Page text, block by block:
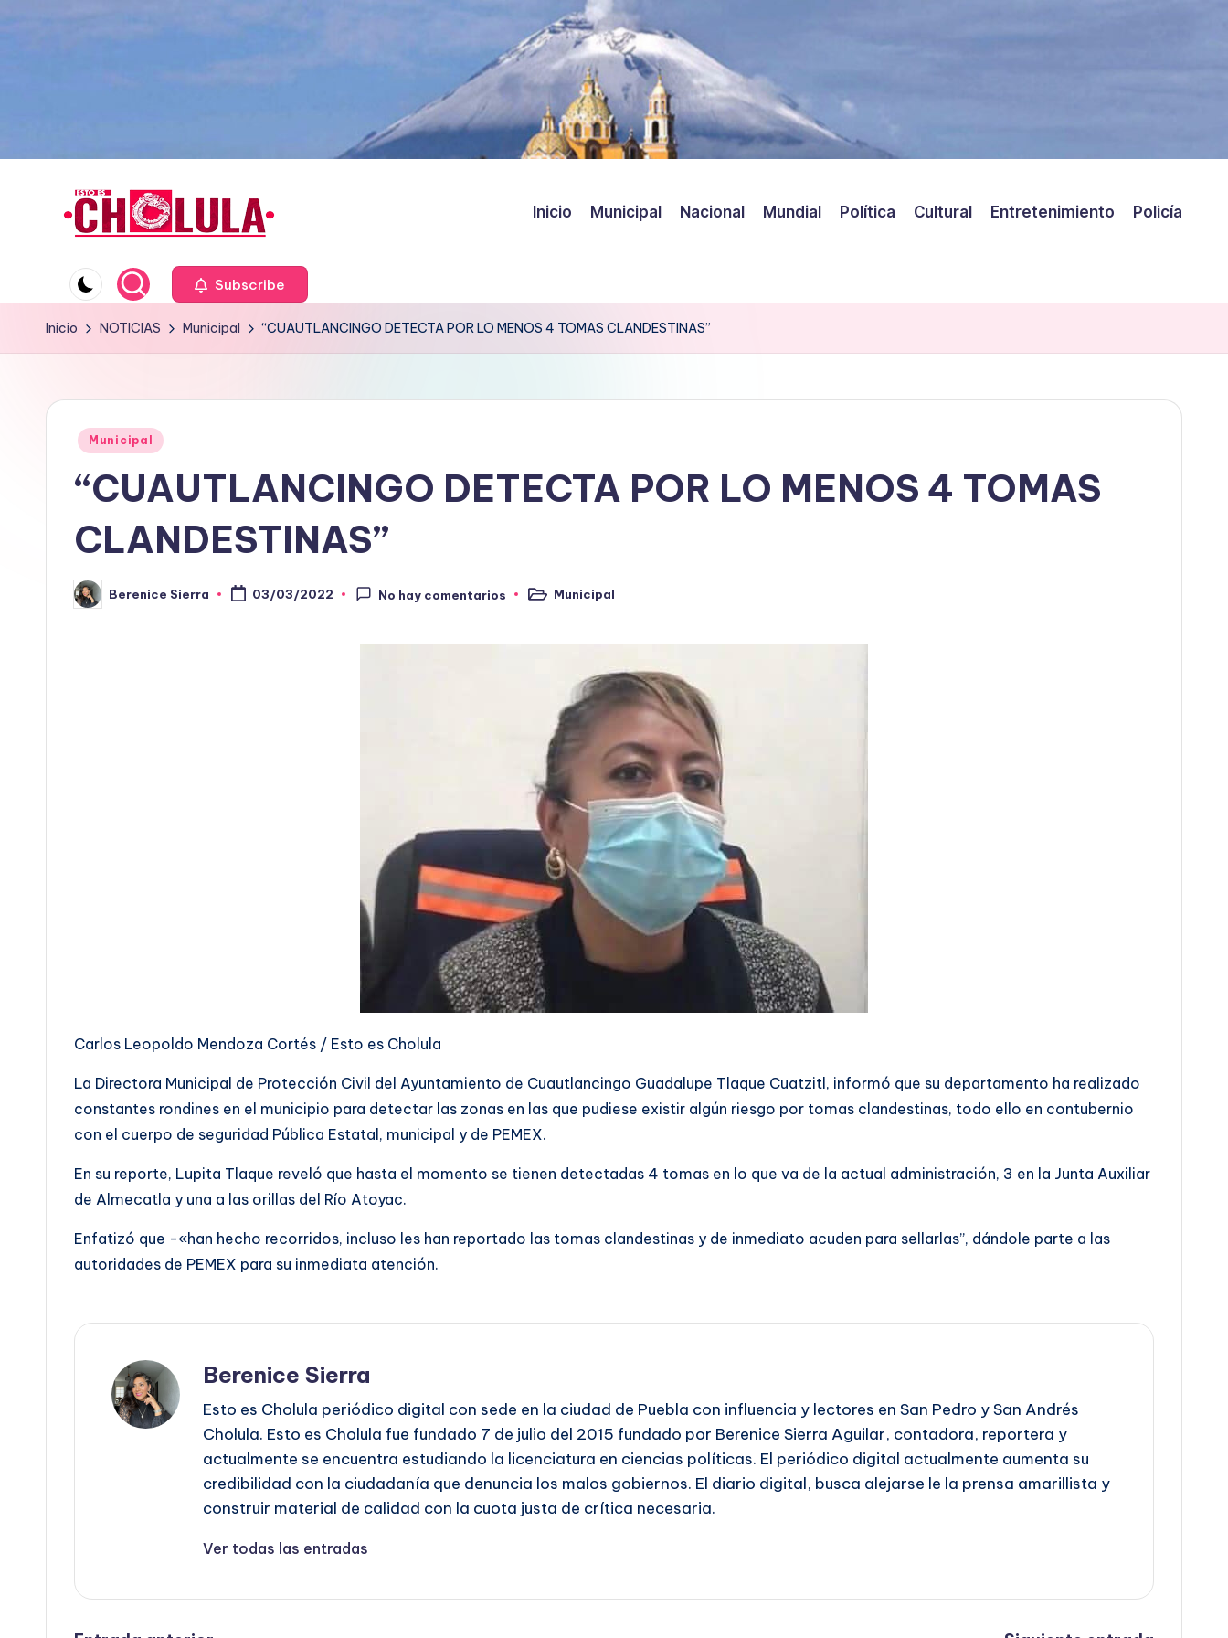
Inicio Municipal Nacional Mundial Política Cultural Entretenimiento Policía
Subscribe
Inicio NOTICIAS Municipal “CUAUTLANCINGO DETECTA POR LO MENOS 4 TOMAS CLANDESTINAS”
Publicado
Municipal
“CUAUTLANCINGO DETECTA POR LO MENOS 4 TOMAS
CLANDESTINAS”
Publicado
por
Berenice Sierra 03/03/2022 No hay comentarios
Publicado
Municipal
Carlos Leopoldo Mendoza Cortés / Esto es Cholula
La Directora Municipal de Protección Civil del Ayuntamiento de Cuautlancingo Guadalupe Tlaque Cuatzitl, informó que su departamento ha realizado
constantes rondines en el municipio para detectar las zonas en las que pudiese existir algún riesgo por tomas clandestinas, todo ello en contubernio
con el cuerpo de seguridad Pública Estatal, municipal y de PEMEX.
En su reporte, Lupita Tlaque reveló que hasta el momento se tienen detectadas 4 tomas en lo que va de la actual administración, 3 en la Junta Auxiliar
de Almecatla y una a las orillas del Río Atoyac.
Enfatizó que -«han hecho recorridos, incluso les han reportado las tomas clandestinas y de inmediato acuden para sellarlas”, dándole parte a las
autoridades de PEMEX para su inmediata atención.
Berenice Sierra
Esto es Cholula periódico digital con sede en la ciudad de Puebla con influencia y lectores en San Pedro y San Andrés
Cholula. Esto es Cholula fue fundado 7 de julio del 2015 fundado por Berenice Sierra Aguilar, contadora, reportera y
actualmente se encuentra estudiando la licenciatura en ciencias políticas. El periódico digital actualmente aumenta su
credibilidad con la ciudadanía que denuncia los malos gobiernos. El diario digital, busca alejarse le la prensa amarillista y
construir material de calidad con la cuota justa de crítica necesaria.
Ver todas las entradas